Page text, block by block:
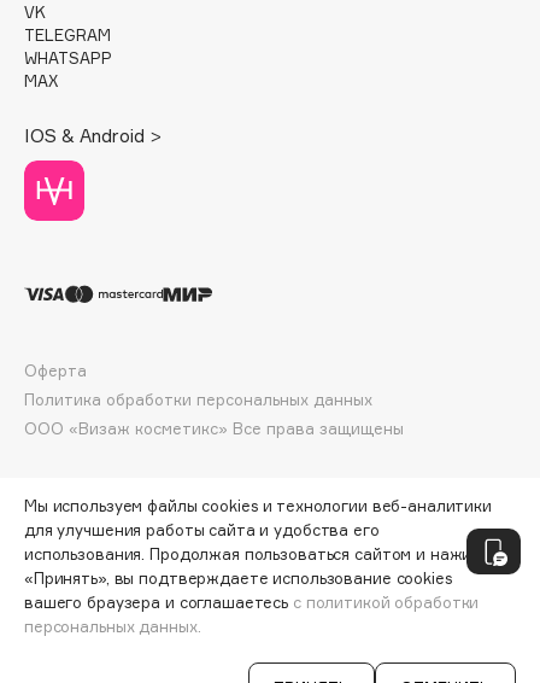
DABO
DARLING*
Darphin
Deonica
Dessange
Dior
Dolce & Gabbana
Dorco
DP Daily Perfection
Dr. Vranjes Firenze
Dr.Ceuracle
Dr.Jart+
DSD de Luxe
Dyson
СООБЩИТЬ О ПОСТУПЛЕНИИ
VK
TELEGRAM
WHATSAPP
MAX
IOS & Android >
ООО «Визаж косметикс» Все права защищены
Оферта
Политика обработки персональных данных
Мы используем файлы cookies и технологии веб-аналитики
для улучшения работы сайта и удобства его
использования. Продолжая пользоваться сайтом и нажимая
«Принять», вы подтверждаете использование cookies
вашего браузера и соглашаетесь с политикой обработки
персональных данных.